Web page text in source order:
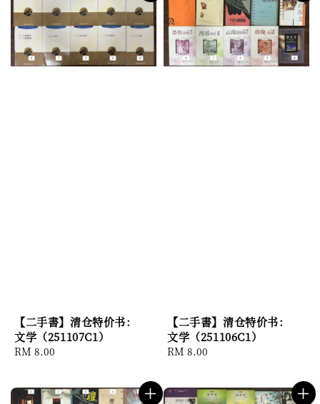
【二手書】清仓特价书：
文学（251107C1）
Regular
RM 8.00
【二手書】清仓特价书：
文学（251106C1）
Regular
RM 8.00